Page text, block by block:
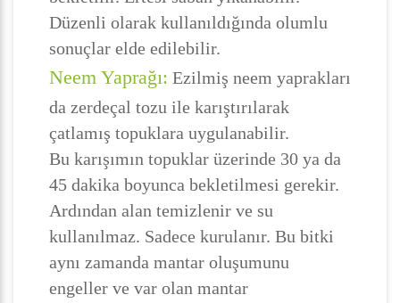
Düzenli olarak kullanıldığında olumlu
sonuçlar elde edilebilir.
Neem Yaprağı: Ezilmiş neem yaprakları
da zerdeçal tozu ile karıştırılarak
çatlamış topuklara uygulanabilir.
Bu karışımın topuklar üzerinde 30 ya da
45 dakika boyunca bekletilmesi gerekir.
Ardından alan temizlenir ve su
kullanılmaz. Sadece kurulanır. Bu bitki
aynı zamanda mantar oluşumunu
engeller ve var olan mantar